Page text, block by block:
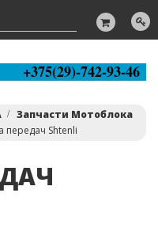
+375(29)-742-93-46
Запчасти Мотоблока
передач Shtenli